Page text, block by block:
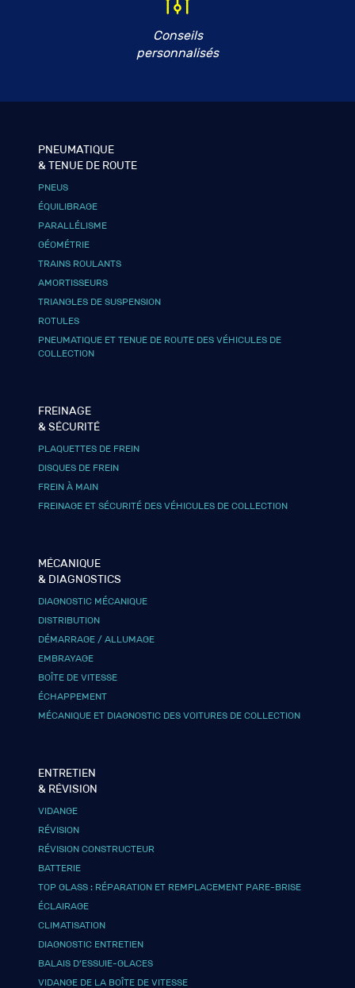
Conseils
personnalisés
PNEUMATIQUE
& TENUE DE ROUTE
PNEUS
ÉQUILIBRAGE
PARALLÉLISME
GÉOMÉTRIE
TRAINS ROULANTS
AMORTISSEURS
TRIANGLES DE SUSPENSION
ROTULES
PNEUMATIQUE ET TENUE DE ROUTE DES VÉHICULES DE
COLLECTION
FREINAGE
& SÉCURITÉ
PLAQUETTES DE FREIN
DISQUES DE FREIN
FREIN À MAIN
FREINAGE ET SÉCURITÉ DES VÉHICULES DE COLLECTION
MÉCANIQUE
& DIAGNOSTICS
DIAGNOSTIC MÉCANIQUE
DISTRIBUTION
DÉMARRAGE / ALLUMAGE
EMBRAYAGE
BOÎTE DE VITESSE
ÉCHAPPEMENT
MÉCANIQUE ET DIAGNOSTIC DES VOITURES DE COLLECTION
ENTRETIEN
& RÉVISION
VIDANGE
RÉVISION
RÉVISION CONSTRUCTEUR
BATTERIE
TOP GLASS : RÉPARATION ET REMPLACEMENT PARE-BRISE
ÉCLAIRAGE
CLIMATISATION
DIAGNOSTIC ENTRETIEN
BALAIS D’ESSUIE-GLACES
VIDANGE DE LA BOÎTE DE VITESSE